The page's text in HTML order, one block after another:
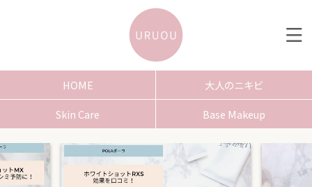
HOME
大人のニキビ
Skin Care
Base Makeup